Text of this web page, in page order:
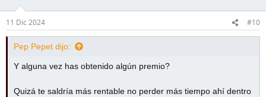
o
n
e
11 Dic 2024 #10
Pep Pepet dijo:
Y alguna vez has obtenido algún premio?
Quizá te saldría más rentable no perder más tiempo ahí dentro